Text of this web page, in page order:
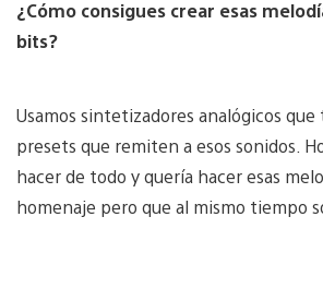
¿Cómo consigues crear esas
bits?
Usamos sintetizadores analógicos
presets que remiten a esos sonidos.
hacer de todo y quería hacer esas
homenaje pero que al mismo tiempo